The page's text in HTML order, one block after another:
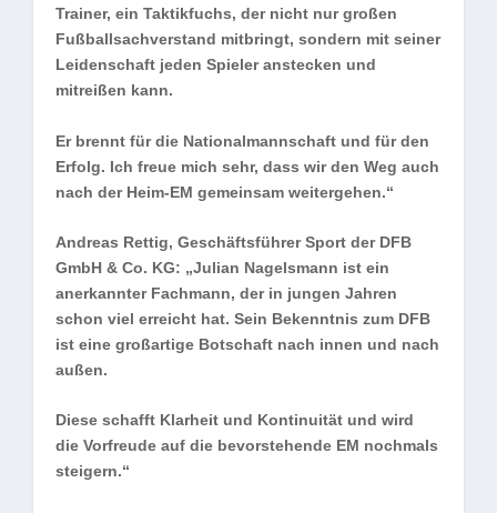
Trainer, ein Taktikfuchs, der nicht nur großen
Fußballsachverstand mitbringt, sondern mit seiner
Leidenschaft jeden Spieler anstecken und
mitreißen kann.
Er brennt für die Nationalmannschaft und für den
Erfolg. Ich freue mich sehr, dass wir den Weg auch
nach der Heim-EM gemeinsam weitergehen.“
Andreas Rettig, Geschäftsführer Sport der DFB
GmbH & Co. KG: „Julian Nagelsmann ist ein
anerkannter Fachmann, der in jungen Jahren
schon viel erreicht hat. Sein Bekenntnis zum DFB
ist eine großartige Botschaft nach innen und nach
außen.
Diese schafft Klarheit und Kontinuität und wird
die Vorfreude auf die bevorstehende EM nochmals
steigern.“